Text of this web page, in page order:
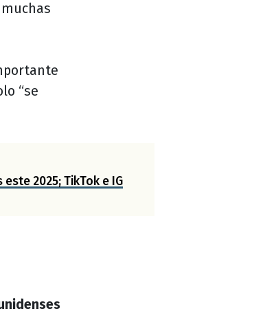
“se
2025; TikTok e IG